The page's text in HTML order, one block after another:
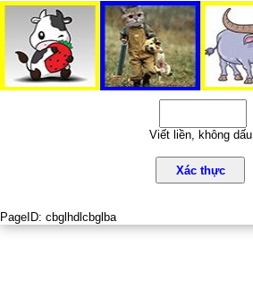
Viết liền, không dấu
Xác thực
PageID: cbglhdlcbglba